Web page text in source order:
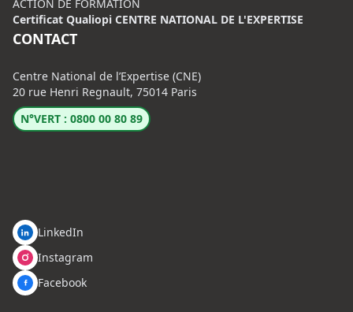
ACTION DE FORMATION
Certificat Qualiopi CENTRE NATIONAL DE L'EXPERTISE
CONTACT
Centre National de l’Expertise (CNE)
20 rue Henri Regnault, 75014 Paris
N°VERT : 0800 00 80 89
LinkedIn
Instagram
Facebook